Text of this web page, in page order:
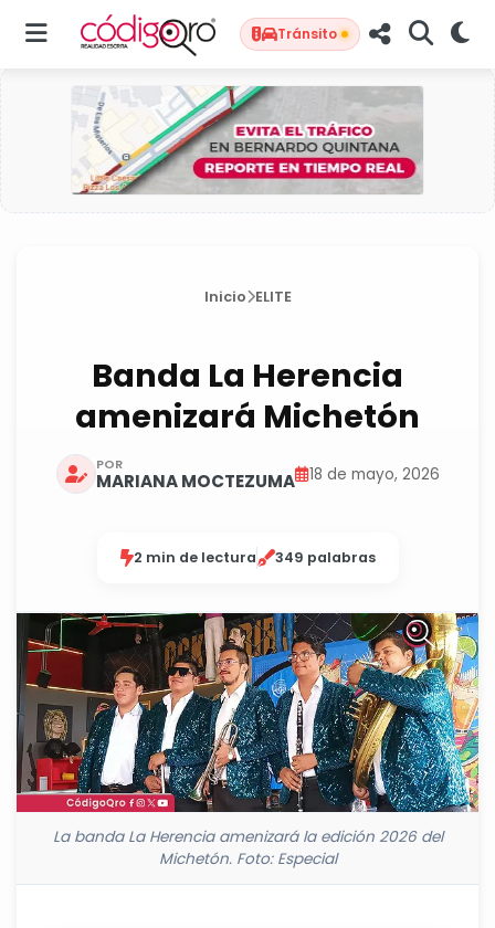
Tránsito
Inicio ELITE
Banda La Herencia
amenizará Michetón
POR
MARIANA MOCTEZUMA 18 de mayo, 2026
2 min de lectura 349 palabras
La banda La Herencia amenizará la edición 2026 del
Michetón. Foto: Especial